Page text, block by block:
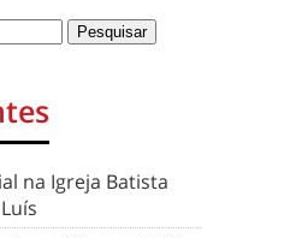
na Igreja Batista